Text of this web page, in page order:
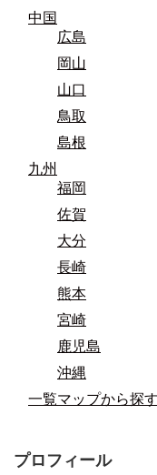
中国
広島
岡山
山口
鳥取
島根
九州
福岡
佐賀
大分
長崎
熊本
宮崎
鹿児島
沖縄
一覧マップから探す
プロフィール